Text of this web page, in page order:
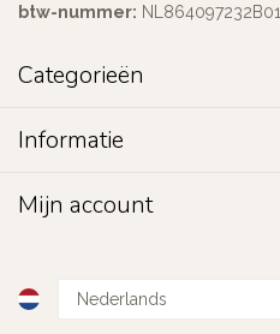
btw-nummer: NL864097232B01
Categorieën
Informatie
Mijn account